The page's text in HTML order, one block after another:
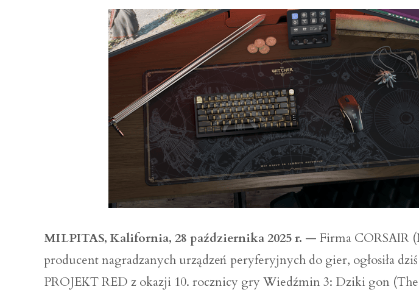
MILPITAS, Kalifornia, 28 października 2025 r. — Firma CORSAIR
producent nagradzanych urządzeń peryferyjnych do gier, ogłosiła
PROJEKT RED z okazji 10. rocznicy gry Wiedźmin 3: Dziki gon